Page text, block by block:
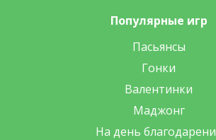
Популярные игр
Пасьянсы
Гонки
Валентинки
Маджонг
На день